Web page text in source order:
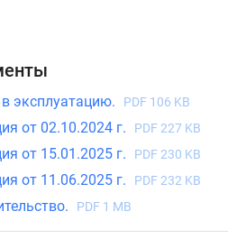
эксплуатацию. PDF 106 KB
от 02.10.2024 г. PDF 227 KB
от 15.01.2025 г. PDF 230 KB
от 11.06.2025 г. PDF 232 KB
PDF 1 MB